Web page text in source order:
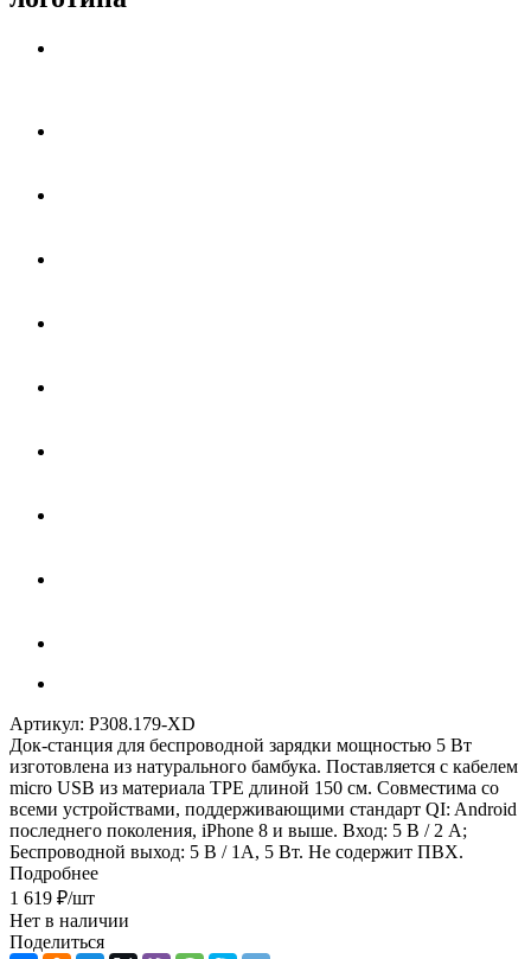
Артикул: P308.179-XD
Док-станция для беспроводной зарядки мощностью 5 Вт
изготовлена из натурального бамбука. Поставляется с кабелем
micro USB из материала TPE длиной 150 см. Совместима со
всеми устройствами, поддерживающими стандарт QI: Android
последнего поколения, iPhone 8 и выше. Вход: 5 В / 2 А;
Беспроводной выход: 5 В / 1А, 5 Вт. Не содержит ПВХ.
Подробнее
1 619 ₽/шт
Нет в наличии
Поделиться